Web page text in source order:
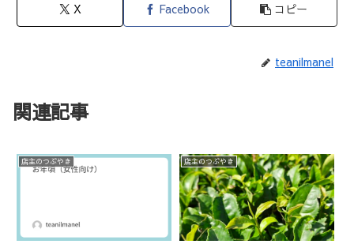
X Facebook コピー
teanilmanel
関連記事
店主のつぶやき 店主のつぶやき